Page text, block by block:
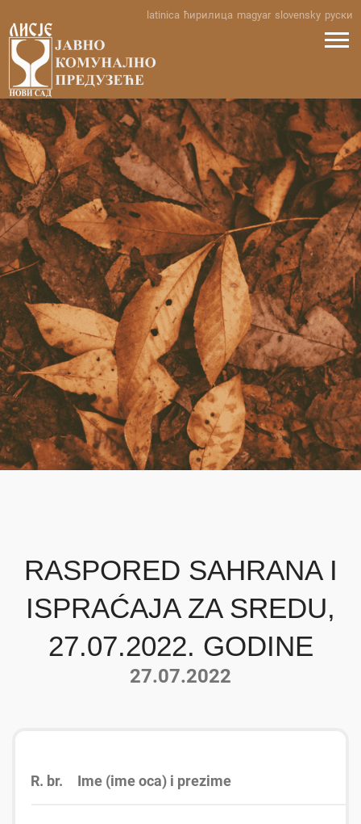
content
latinica ћирилица magyar slovensky руски
RASPORED SAHRANA I
ISPRAĆAJA ZA SREDU,
27.07.2022. GODINE
27.07.2022
R. br. Ime (ime oca) i prezime